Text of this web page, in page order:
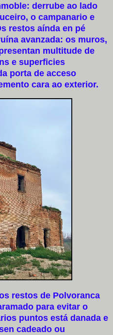
derrube ao lado
o campanario e
restos aínda en pé
avanzada: os muros,
multitude de
e superficies
porta de acceso
cara ao exterior.
restos de Polvoranca
para evitar o
puntos está danada e
cadeado ou